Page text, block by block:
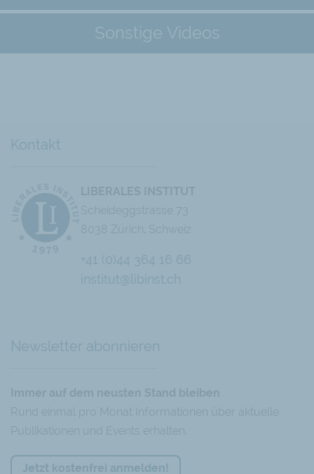
Chatbot
Sonstige Videos
Kontakt
+41 (0)44 364 16 66
institut@libinst.ch
Newsletter abonnieren
Jetzt kostenfrei anmelden!